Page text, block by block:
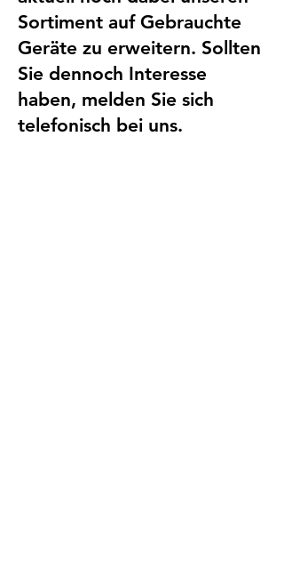
Sortiment auf Gebrauchte
Geräte zu erweitern. Sollten
Sie dennoch Interesse
haben, melden Sie sich
telefonisch bei uns.